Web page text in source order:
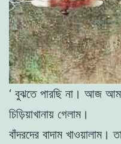
‘ বুঝতে পারছি না । আজ
চিড়িয়াখানায় গেলাম।
বাঁদরদের বাদাম খাওয়ালাম।